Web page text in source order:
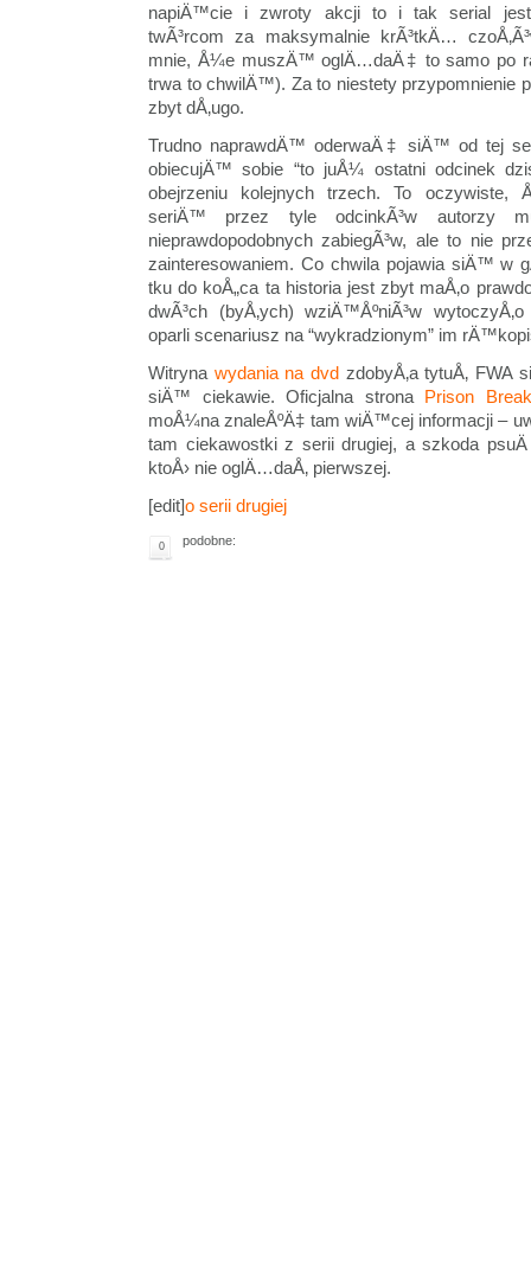
napiÄ™cie i zwroty akcji to i tak serial
twÃ³rcom za maksymalnie krÃ³tkÄ…
mnie, Å¼e muszÄ™ oglÄ…daÄ‡ to samo po
trwa to chwilÄ™). Za to niestety przypomnienie
zbyt dÅ‚ugo.
Trudno naprawdÄ™ oderwaÄ‡ siÄ™ od tej
obiecujÄ™ sobie “to juÅ¼ ostatni odcinek
obejrzeniu kolejnych trzech. To
seriÄ™ przez tyle odcinkÃ³w autorzy
nieprawdopodobnych zabiegÃ³w, ale to nie
zainteresowaniem. Co chwila pojawia siÄ™ w
tku do koÅ„ca ta historia jest zbyt maÅ‚o
dwÃ³ch (byÅ‚ych) wziÄ™ÅºniÃ³w
oparli scenariusz na “wykradzionym” im
Witryna wydania na dvd zdobyÅ‚a tytuÅ‚ FWA
siÄ™ ciekawie. Oficjalna strona
Prison Break
moÅ¼na znaleÅºÄ‡ tam wiÄ™cej informacji –
tam ciekawostki z serii drugiej, a szkoda
ktoÅ› nie oglÄ…daÅ‚ pierwszej.
[edit]o serii drugiej
0 podobne: